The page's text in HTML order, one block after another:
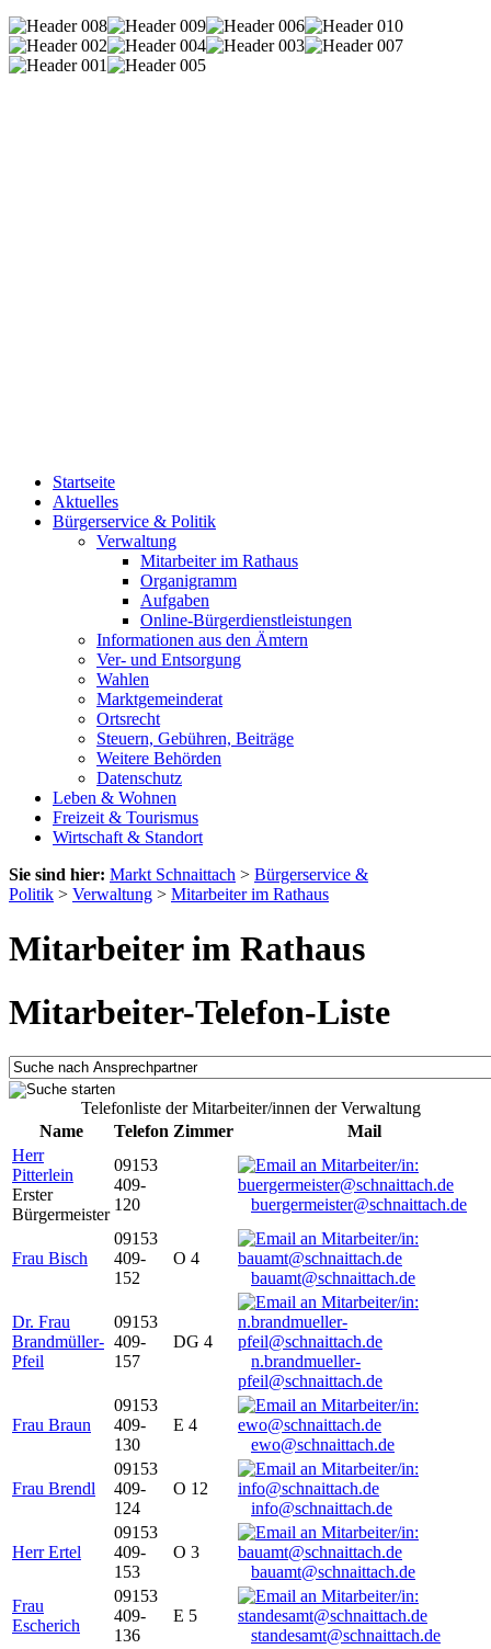
Startseite
Aktuelles
Bürgerservice & Politik
Verwaltung
Mitarbeiter im Rathaus
Organigramm
Aufgaben
Online-Bürgerdienstleistungen
Informationen aus den Ämtern
Ver- und Entsorgung
Wahlen
Marktgemeinderat
Ortsrecht
Steuern, Gebühren, Beiträge
Weitere Behörden
Datenschutz
Leben & Wohnen
Freizeit & Tourismus
Wirtschaft & Standort
Sie sind hier: Markt Schnaittach > Bürgerservice &
Politik > Verwaltung > Mitarbeiter im Rathaus
Mitarbeiter im Rathaus
Mitarbeiter-Telefon-Liste
Telefonliste der Mitarbeiter/innen der Verwaltung
Name
Telefon Zimmer
Mail
Herr
Pitterlein
Erster
Bürgermeister
09153
409-
120
buergermeister@schnaittach.de
Frau Bisch
09153
409-
152
O 4
bauamt@schnaittach.de
Dr. Frau
Brandmüller-
Pfeil
09153
409-
157
DG 4
n.brandmueller-
pfeil@schnaittach.de
Frau Braun
09153
409-
130
E 4
ewo@schnaittach.de
Frau Brendl
09153
409-
124
O 12
info@schnaittach.de
Herr Ertel
09153
409-
153
O 3
bauamt@schnaittach.de
Frau
Escherich
09153
409-
136
E 5
standesamt@schnaittach.de